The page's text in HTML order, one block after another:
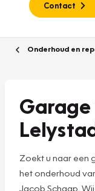
Contact
Onderhoud en
Garage
Zoekt u naar een
het onderhoud
Jacob Schaap.